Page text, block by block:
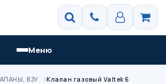
Меню
ВЗУ Клапан газовый Valtek 6